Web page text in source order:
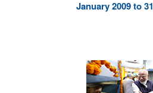
27वीं शासी निकाय बैठक
डॉ. जितेंद्र सिंह ने
मानव अंतरिक्ष अन्वेषण
January 2009 to